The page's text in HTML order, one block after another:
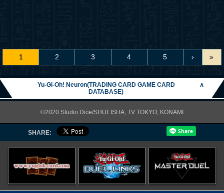
1 2 3 4 5 › »
Yu-Gi-Oh! Neuron(TRADING CARD GAME CARD
DATABASE)
∧
©2020 Studio Dice/SHUEISHA, TV TOKYO, KONAMI
SHARE: